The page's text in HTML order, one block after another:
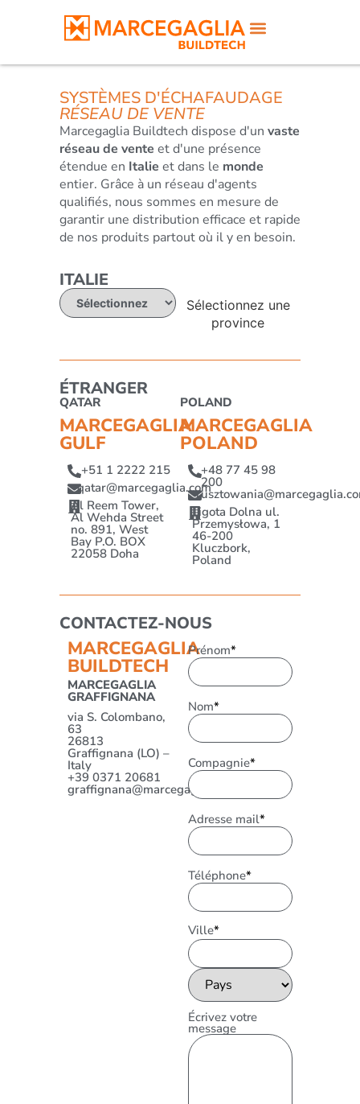
SYSTÈMES D'ÉCHAFAUDAGE
RÉSEAU DE VENTE
Marcegaglia Buildtech dispose d'un vaste
réseau de vente et d'une présence
étendue en Italie et dans le monde
entier. Grâce à un réseau d'agents
qualifiés, nous sommes en mesure de
garantir une distribution efficace et rapide
de nos produits partout où il y en besoin.
ITALIE
Sélectionnez une
province
ÉTRANGER
QATAR
MARCEGAGLIA
GULF
+51 1 2222 215
qatar@marcegaglia.com
Al Reem Tower,
Al Wehda Street
no. 891, West
Bay P.O. BOX
22058 Doha
POLAND
MARCEGAGLIA
POLAND
+48 77 45 98
200
Ligota Dolna ul.
Przemysłowa, 1
46-200
Kluczbork,
Poland
CONTACTEZ-NOUS
MARCEGAGLIA
BUILDTECH
MARCEGAGLIA
GRAFFIGNANA
via S. Colombano,
63
26813
Graffignana (LO) –
Italy
+39 0371 20681
graffignana@marcegaglia.com
Prénom*
Nom*
Compagnie*
Adresse mail*
Téléphone*
Ville*
Écrivez votre
message